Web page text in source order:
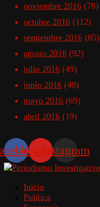
noviembre 2016 (78)
octubre 2016 (112)
septiembre 2016 (85)
agosto 2016 (92)
julio 2016 (49)
junio 2016 (40)
mayo 2016 (69)
abril 2016 (19)
YoutubeInstagram
Inicio
Política